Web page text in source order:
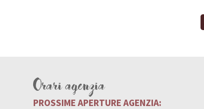
Orari agenzia
PROSSIME APERTURE AGENZIA: